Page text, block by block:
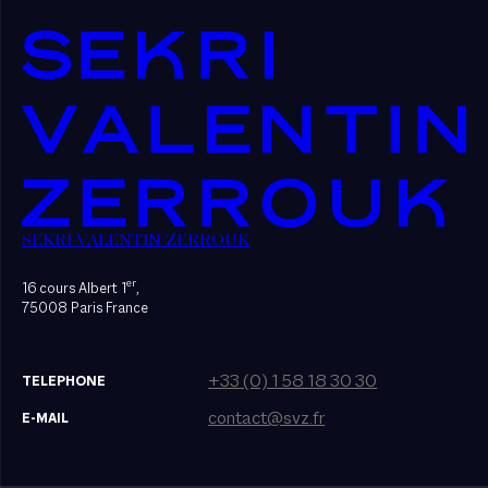
SEKRI VALENTIN ZERROUK
16 cours Albert 1er,
75008 Paris France
TELEPHONE +33 (0) 1 58 18 30 30
E-MAIL contact@svz.fr